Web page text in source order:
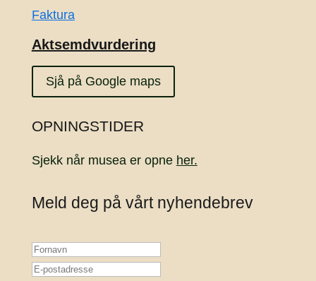
Faktura
Aktsemdvurdering
Sjå på Google maps
OPNINGSTIDER
Sjekk når musea er opne her.
Meld deg på vårt nyhendebrev